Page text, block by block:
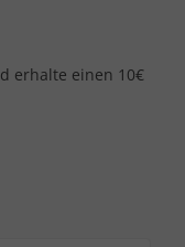
erhalte einen 10€